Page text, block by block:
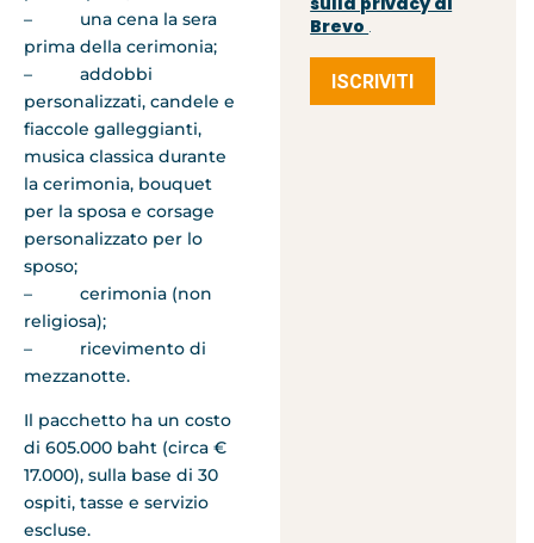
– una cena la sera
prima della cerimonia;
– addobbi
personalizzati, candele e
fiaccole galleggianti,
musica classica durante
la cerimonia, bouquet
per la sposa e corsage
personalizzato per lo
sposo;
– cerimonia (non
religiosa);
– ricevimento di
mezzanotte.
Il pacchetto ha un costo
di 605.000 baht (circa €
17.000), sulla base di 30
ospiti, tasse e servizio
escluse.
Brevo .
ISCRIVITI